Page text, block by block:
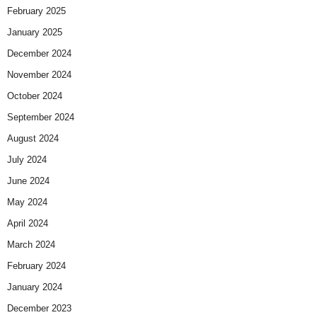
February 2025
January 2025
December 2024
November 2024
October 2024
September 2024
August 2024
July 2024
June 2024
May 2024
April 2024
March 2024
February 2024
January 2024
December 2023